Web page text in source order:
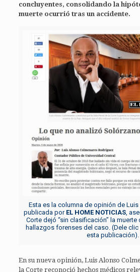
concluyentes, consolidando la
muerte ocurrió tras un accidente.
Esta es la columna de opinión de
publicada por EL HOME NOTICIAS,
Corte dejó “sin clasificación” la
hallazgos forenses del caso. (Dele clic
esta publicación).
En su nueva opinión, Luis Alonso
la Corte reconoció hechos médicos